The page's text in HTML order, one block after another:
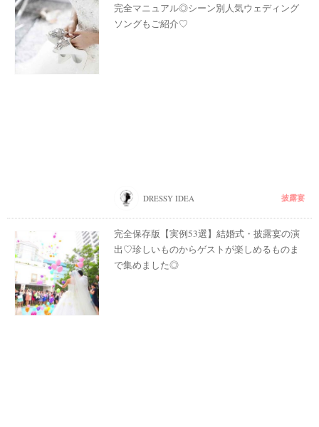
完全マニュアル◎シーン別人気ウェディング
ソングもご紹介♡
DRESSY IDEA 披露宴
完全保存版【実例53選】結婚式・披露宴の演
出♡珍しいものからゲストが楽しめるものま
で集めました◎